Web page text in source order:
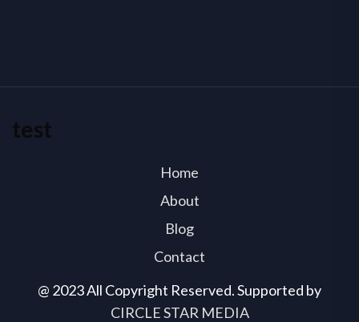
@ 2023 All Copyright Reserved. Supported by
CIRCLE STAR MEDIA
test
Home
About
Blog
Contact